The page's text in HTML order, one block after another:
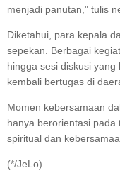
menjadi panutan," tulis
Diketahui, para kepala
sepekan. Berbagai
hingga sesi diskusi
kembali bertugas di
Momen kebersamaan
hanya berorientasi
spiritual dan
(*/JeLo)